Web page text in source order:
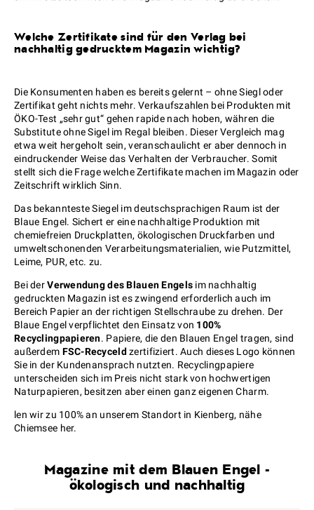
Welche Zertifikate sind für den Verlag bei
nachhaltig gedrucktem Magazin wichtig?
Die Konsumenten haben es bereits gelernt – ohne Siegl oder
Zertifikat geht nichts mehr. Verkaufszahlen bei Produkten mit
ÖKO-Test „sehr gut“ gehen rapide nach hoben, währen die
Substitute ohne Sigel im Regal bleiben. Dieser Vergleich mag
etwa weit hergeholt sein, veranschaulicht er aber dennoch in
eindruckender Weise das Verhalten der Verbraucher. Somit
stellt sich die Frage welche Zertifikate machen im Magazin oder
Zeitschrift wirklich Sinn.
Das bekannteste Siegel im deutschsprachigen Raum ist der
Blaue Engel. Sichert er eine nachhaltige Produktion mit
chemiefreien Druckplatten, ökologischen Druckfarben und
umweltschonenden Verarbeitungsmaterialien, wie Putzmittel,
Leime, PUR, etc. zu.
Bei derVerwendung des Blauen Engels im nachhaltig
gedruckten Magazin ist es zwingend erforderlich auch im
Bereich Papier an der richtigen Stellschraube zu drehen. Der
Blaue Engel verpflichtet den Einsatz von 100%
Recyclingpapieren. Papiere, die den Blauen Engel tragen, sind
außerdem FSC-Recyceld zertifiziert. Auch dieses Logo können
Sie in der Kundenansprach nutzten. Recyclingpapiere
unterscheiden sich im Preis nicht stark von hochwertigen
Naturpapieren, besitzen aber einen ganz eigenen Charm.
len wir zu 100% an unserem Standort in Kienberg, nähe
Chiemsee her.
Magazine mit dem Blauen Engel -
ökologisch und nachhaltig